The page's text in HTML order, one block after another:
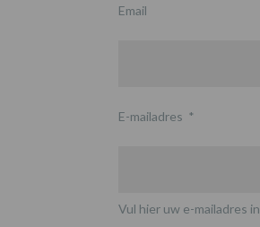
Email
E-mailadres *
Vul hier uw e-mailadres in